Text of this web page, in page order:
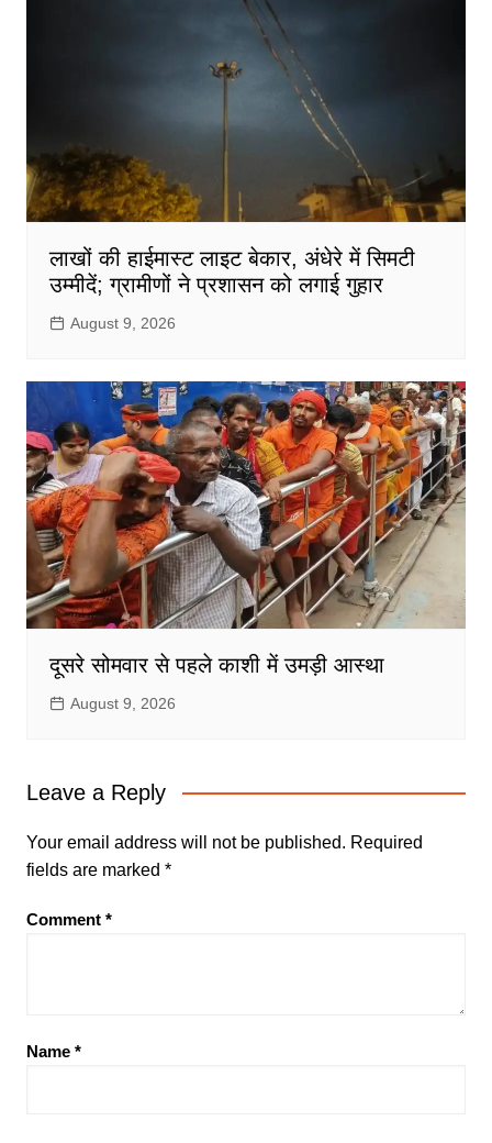
लाखों की हाईमास्ट लाइट बेकार, अंधेरे में सिमटी
उम्मीदें; ग्रामीणों ने प्रशासन को लगाई गुहार
August 9, 2026
दूसरे सोमवार से पहले काशी में उमड़ी आस्था
August 9, 2026
Leave a Reply
Your email address will not be published. Required
fields are marked *
Comment *
Name *